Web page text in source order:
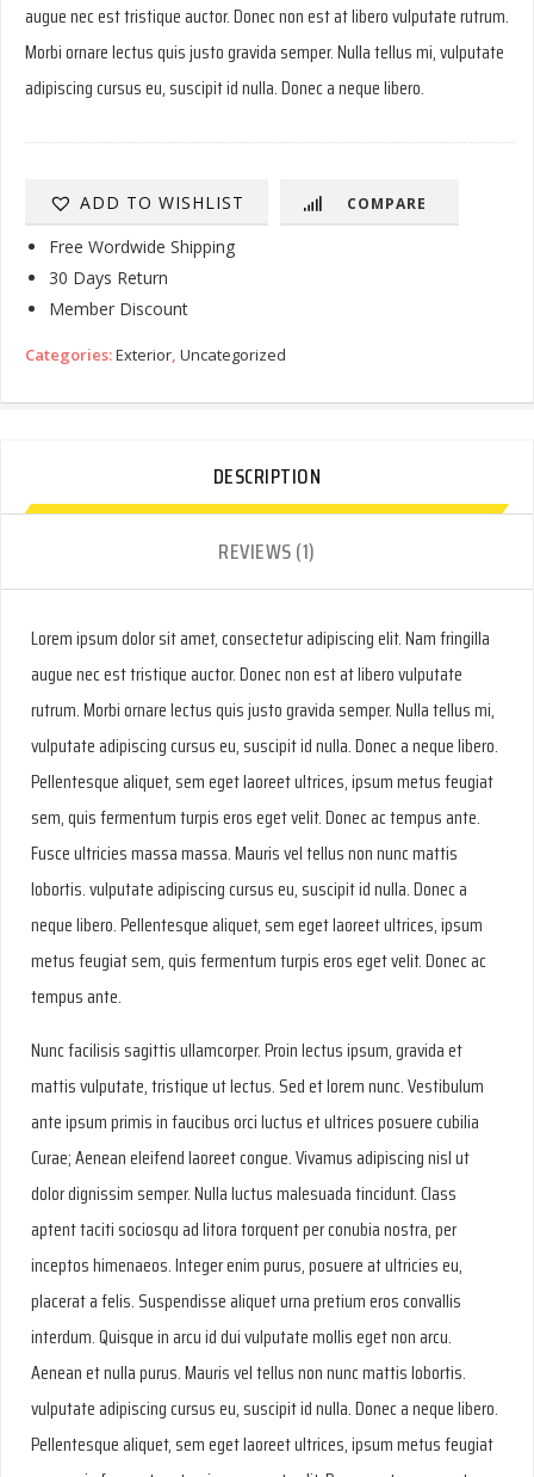
Fits
16'8"
Long
Car
Quantity
augue nec est tristique auctor. Donec non est at libero vulputate rutrum.
Morbi ornare lectus quis justo gravida semper. Nulla tellus mi, vulputate
adipiscing cursus eu, suscipit id nulla. Donec a neque libero.
ADD TO WISHLIST COMPARE
Free Wordwide Shipping
30 Days Return
Member Discount
Categories:Exterior, Uncategorized
DESCRIPTION
REVIEWS (1)
Lorem ipsum dolor sit amet, consectetur adipiscing elit. Nam fringilla
augue nec est tristique auctor. Donec non est at libero vulputate
rutrum. Morbi ornare lectus quis justo gravida semper. Nulla tellus mi,
vulputate adipiscing cursus eu, suscipit id nulla. Donec a neque libero.
Pellentesque aliquet, sem eget laoreet ultrices, ipsum metus feugiat
sem, quis fermentum turpis eros eget velit. Donec ac tempus ante.
Fusce ultricies massa massa. Mauris vel tellus non nunc mattis
lobortis. vulputate adipiscing cursus eu, suscipit id nulla. Donec a
neque libero. Pellentesque aliquet, sem eget laoreet ultrices, ipsum
metus feugiat sem, quis fermentum turpis eros eget velit. Donec ac
tempus ante.
Nunc facilisis sagittis ullamcorper. Proin lectus ipsum, gravida et
mattis vulputate, tristique ut lectus. Sed et lorem nunc. Vestibulum
ante ipsum primis in faucibus orci luctus et ultrices posuere cubilia
Curae; Aenean eleifend laoreet congue. Vivamus adipiscing nisl ut
dolor dignissim semper. Nulla luctus malesuada tincidunt. Class
aptent taciti sociosqu ad litora torquent per conubia nostra, per
inceptos himenaeos. Integer enim purus, posuere at ultricies eu,
placerat a felis. Suspendisse aliquet urna pretium eros convallis
interdum. Quisque in arcu id dui vulputate mollis eget non arcu.
Aenean et nulla purus. Mauris vel tellus non nunc mattis lobortis.
vulputate adipiscing cursus eu, suscipit id nulla. Donec a neque libero.
Pellentesque aliquet, sem eget laoreet ultrices, ipsum metus feugiat